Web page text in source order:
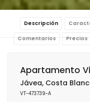
Descripción
Comentarios Precios
Apartamento
Jávea, Costa
VT-473739-A